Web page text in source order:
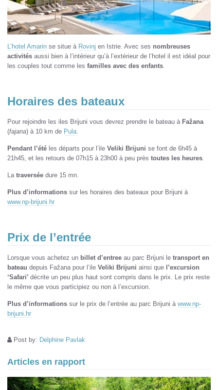
L’hotel Amarin se situe à Rovinj en Istrie. Avec ses nombreuses
activités aussi bien à l’intérieur qu’à l’extérieur de l’hotel il est idéal pour
les couples tout comme les familles avec des enfants
Horaires des bateaux
Pour rejoindre les iles Brijuni vous devrez prendre le bateau à Fažana
(fajana) à 10 km de Pula
Pendant l’été les départs pour l’ile Veliki Brijuni se font de 6h45 à
21h45, et les retours de 07h15 à 23h00 à peu près toutes les heures
La traversée dure 15 mn.
Plus d’informations sur les horaires des bateaux pour Brijuni à
www.np-brijuni.hr
Prix de l’entrée
Lorsque vous achetez un billet d’entree au parc Brijuni le transport en
bateau depuis Fažana pour l’ile Veliki Brijuni ainsi que l’excursion
‘Safari’ décrite un peu plus haut sont compris dans le prix. Le prix reste
le même que vous participiez ou non à l’excursion.
Plus d’informations sur le prix de l’entrée au parc Brijuni à www.np-
brijuni.hr
Post by: Delphine Pavlak
Articles en rapport